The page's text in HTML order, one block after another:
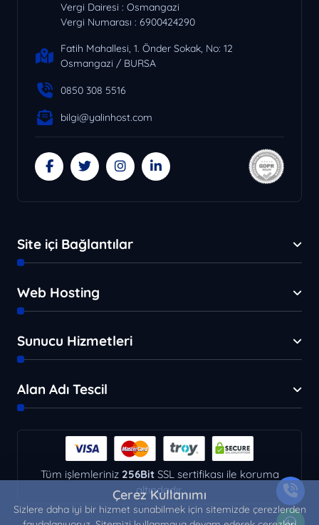
Vergi Dairesi : Osmangazi
Vergi Numarası : 6900424290
Fatih Mahallesi, 1. Önder Sokak, No: 12
Osmangazi / BURSA
0850 308 5516
bilgi@yalinhost.com
Site içi Bağlantılar
Web Hosting
Sunucu Hizmetleri
Alan Adı Tescil
Tüm işlemleriniz 256BitSSL sertifikası ile koruma
altındadır.
Çerez Kullanımı
Sizlere daha iyi bir hizmet sunabilmek için sitemizde çerezlerden